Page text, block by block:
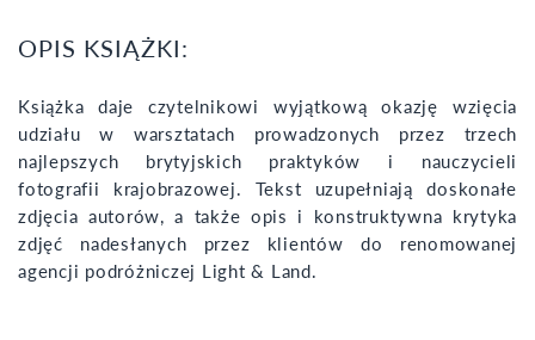
OPIS KSIĄŻKI:
Książka daje czytelnikowi wyjątkową okazję wzięcia
udziału w warsztatach prowadzonych przez trzech
najlepszych brytyjskich praktyków i nauczycieli
fotografii krajobrazowej. Tekst uzupełniają doskonałe
zdjęcia autorów, a także opis i konstruktywna krytyka
zdjęć nadesłanych przez klientów do renomowanej
agencji podróżniczej Light & Land.